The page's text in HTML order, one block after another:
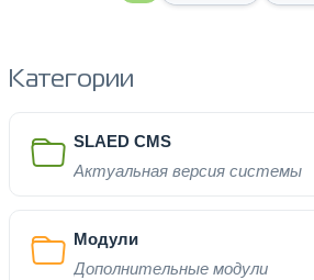
Категории
SLAED CMS
Актуальная версия системы
Модули
Дополнительные модули